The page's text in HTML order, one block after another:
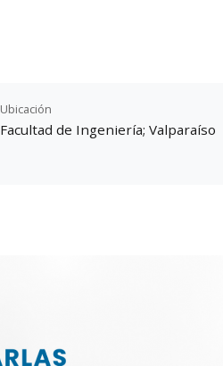
Ubicación
Facultad de Ingeniería; Valparaíso